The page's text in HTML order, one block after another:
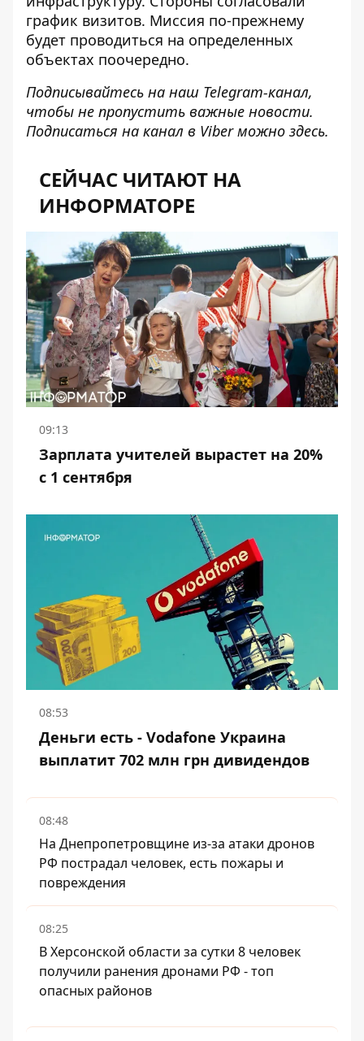
график визитов. Миссия по-прежнему
будет проводиться на определенных
объектах поочередно.
Подписывайтесь на наш Telegram-канал,
чтобы не пропустить важные новости.
Подписаться на канал в Viber можно здесь.
СЕЙЧАС ЧИТАЮТ НА
ИНФОРМАТОРЕ
09:13
Зарплата учителей вырастет на 20%
с 1 сентября
08:53
Деньги есть - Vodafone Украина
выплатит 702 млн грн дивидендов
08:48
На Днепропетровщине из-за атаки дронов
РФ пострадал человек, есть пожары и
повреждения
08:25
В Херсонской области за сутки 8 человек
получили ранения дронами РФ - топ
опасных районов